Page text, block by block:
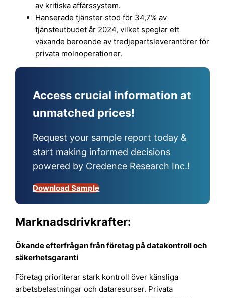
av kritiska affärssystem.
Hanserade tjänster stod för 34,7% av
tjänsteutbudet år 2024, vilket speglar ett
växande beroende av tredjepartsleverantörer för
privata molnoperationer.
Access crucial information at
unmatched prices!
Request your sample report today &
start making informed decisions
powered by Credence Research Inc.!
Download Sample
Marknadsdrivkrafter:
Ökande efterfrågan från företag på datakontroll och
säkerhetsgaranti
Företag prioriterar stark kontroll över känsliga
arbetsbelastningar och dataresurser. Privata